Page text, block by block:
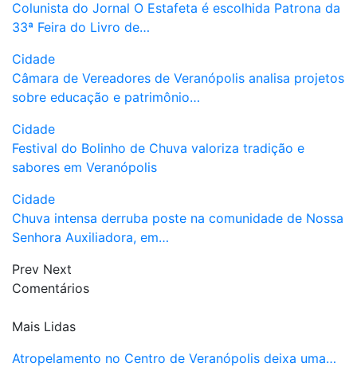
Colunista do Jornal O Estafeta é escolhida Patrona da
33ª Feira do Livro de…
Cidade
Câmara de Vereadores de Veranópolis analisa projetos
sobre educação e patrimônio…
Cidade
Festival do Bolinho de Chuva valoriza tradição e
sabores em Veranópolis
Cidade
Chuva intensa derruba poste na comunidade de Nossa
Senhora Auxiliadora, em…
Prev Next
Comentários
Mais Lidas
Atropelamento no Centro de Veranópolis deixa uma…